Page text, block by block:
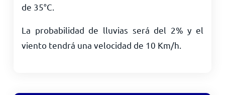
de 35°C
La probabilidad de lluvias será del 2% y el
viento tendrá una velocidad de 10 Km/h